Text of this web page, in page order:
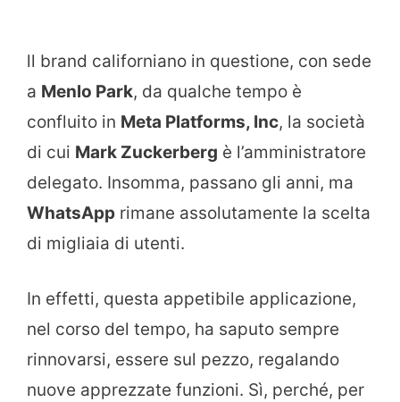
ll brand californiano in questione, con sede
a Menlo Park, da qualche tempo è
confluito in Meta Platforms, Inc, la società
di cui Mark Zuckerberg è l’amministratore
delegato. Insomma, passano gli anni, ma
WhatsApp rimane assolutamente la scelta
di migliaia di utenti.
In effetti, questa appetibile applicazione,
nel corso del tempo, ha saputo sempre
rinnovarsi, essere sul pezzo, regalando
nuove apprezzate funzioni. Sì, perché, per